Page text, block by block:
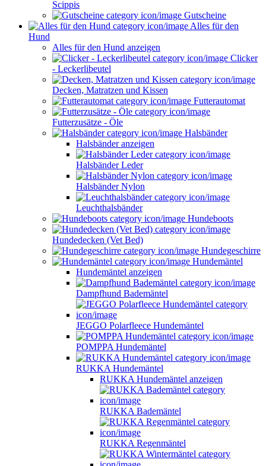
Scippis
Gutscheine
Alles für den
Hund
Alles für den Hund anzeigen
Clicker
- Leckerlibeutel
Decken, Matratzen und Kissen
Futterautomat
Futterzusätze - Öle
Halsbänder
Halsbänder anzeigen
Halsbänder Leder
Halsbänder Nylon
Leuchthalsbänder
Hundeboots
Hundedecken (Vet Bed)
Hundegeschirre
Hundemäntel
Hundemäntel anzeigen
Dampfhund Bademäntel
JEGGO Polarfleece Hundemäntel
POMPPA Hundemäntel
RUKKA Hundemäntel
RUKKA Hundemäntel anzeigen
RUKKA Bademäntel
RUKKA Regenmäntel